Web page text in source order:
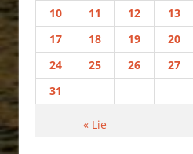
10
11 12 13
17
18 19 20
24
25 26 27
31
« Lie